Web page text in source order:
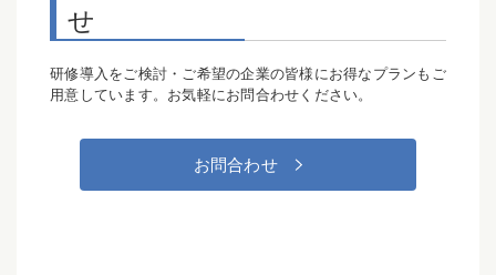
せ
研修導入をご検討・ご希望の企業の皆様にお得なプランもご
用意しています。お気軽にお問合わせください。
お問合わせ